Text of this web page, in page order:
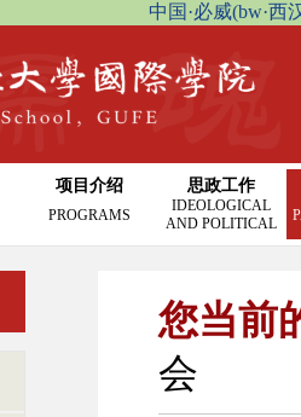
中国·必威(bw·西
项目介绍
PROGRAMS
思政工作
IDEOLOGICAL
AND POLITICAL
您当前
会